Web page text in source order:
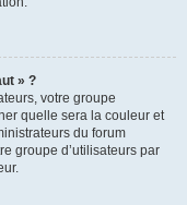
» ?
votre groupe
quelle sera la couleur et
du forum
groupe d’utilisateurs par